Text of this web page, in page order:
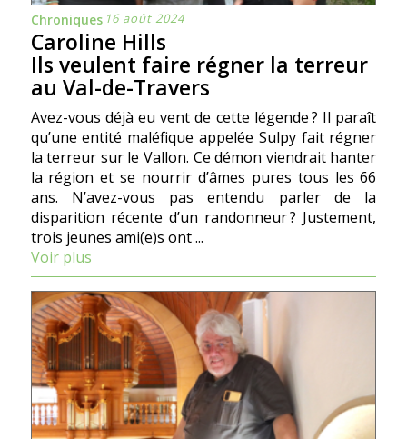
Chroniques 16 août 2024
Caroline Hills
Ils veulent faire régner la terreur
au Val-de-Travers
Avez-vous déjà eu vent de cette légende ? Il paraît
qu’une entité maléfique appelée Sulpy fait régner
la terreur sur le Vallon. Ce démon viendrait hanter
la région et se nourrir d’âmes pures tous les 66
ans. N’avez-vous pas entendu parler de la
disparition récente d’un randonneur ? Justement,
trois jeunes ami(e)s ont ...
Voir plus